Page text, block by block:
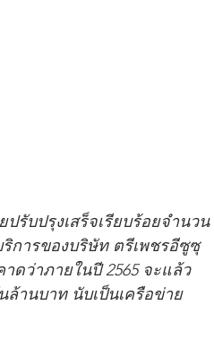
รับปรุงเสร็จเรียบร้อยจำนวน
การของบริษัท ตรีเพชรอีซูซุ
ดว่าภายในปี 2565 จะแล้ว
ล้านบาท นับเป็นเครือข่าย